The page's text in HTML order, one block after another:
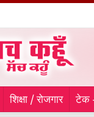
शिक्षा / रोजगार टेक